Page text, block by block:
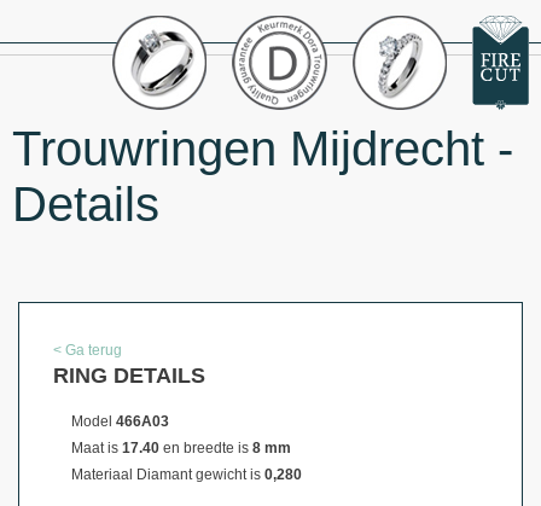
Trouwringen Mijdrecht -
Details
< Ga terug
RING DETAILS
Model 466A03
Maat is 17.40 en breedte is 8 mm
Materiaal Diamant gewicht is 0,280